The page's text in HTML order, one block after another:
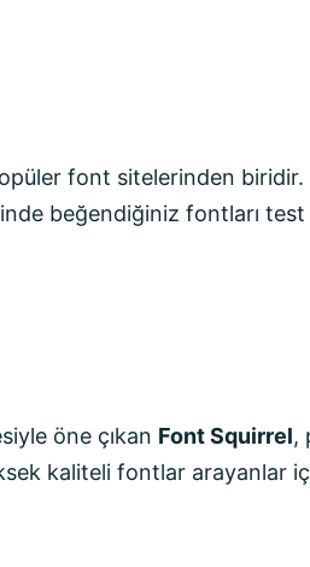
font sitelerinden
beğendiğiniz fontları
öne çıkan Font Squirrel,
kaliteli fontlar arayanlar